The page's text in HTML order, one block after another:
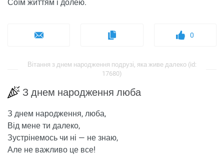
Соїм життям і долею.
0
Вітання з днем ​​народження подрузі, яка живе далеко (id:
17680)
З днем ​​народження люба
З днем ​​народження, люба,
Від мене ти далеко,
Зустрінемось чи ні — не знаю,
Але не важливо це все!